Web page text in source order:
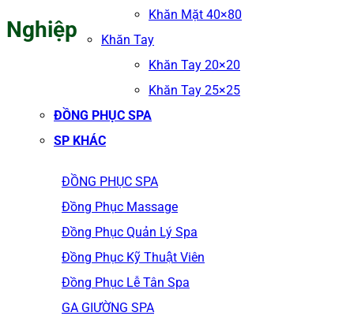
Khăn Mặt 40×80
Khăn Tay
Khăn Tay 20×20
Khăn Tay 25×25
ĐỒNG PHỤC SPA
SP KHÁC
ĐỒNG PHỤC SPA
Đồng Phục Massage
Đồng Phục Quản Lý Spa
Đồng Phục Kỹ Thuật Viên
Đồng Phục Lễ Tân Spa
GA GIƯỜNG SPA
Nghiệp